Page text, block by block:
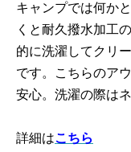
キャンプでは何か
くと耐久撥水加工
的に洗濯してクリ
です。こちらのア
安心。洗濯の際は
詳細はこちら